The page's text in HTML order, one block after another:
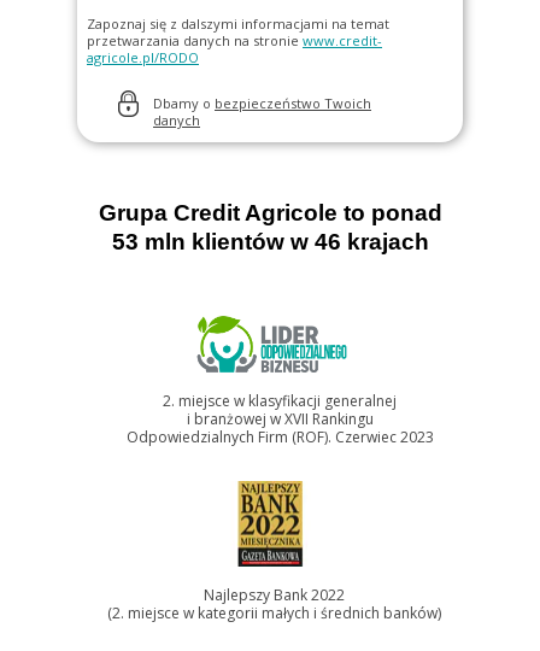
Zapoznaj się z dalszymi informacjami na temat
przetwarzania danych na stronie www.credit-
agricole.pl/RODO
Dbamy o bezpieczeństwo Twoich
danych otworzy się w nowym oknie
Grupa Credit Agricole to ponad
53 mln klientów w 46 krajach
Najlepszy Bank 2022
(2. miejsce w kategorii małych i średnich banków)
2. miejsce w klasyfikacji generalnej
i branżowej w XVII Rankingu
Odpowiedzialnych Firm (ROF). Czerwiec 2023